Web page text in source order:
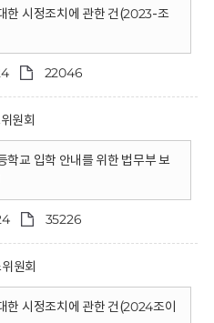
한 시정조치에 관한 건(2023-조
22046
원회
학교 입학 안내를 위한 법무부 보
35226
원회
한 시정조치에 관한 건(2024조이